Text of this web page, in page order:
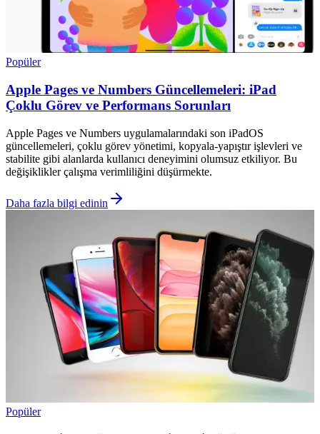
Popüler
Apple Pages ve Numbers Güncellemeleri: iPad
Çoklu Görev ve Performans Sorunları
Apple Pages ve Numbers uygulamalarındaki son iPadOS
güncellemeleri, çoklu görev yönetimi, kopyala-yapıştır işlevleri ve
stabilite gibi alanlarda kullanıcı deneyimini olumsuz etkiliyor. Bu
değişiklikler çalışma verimliliğini düşürmekte.
Daha fazla bilgi edinin
Popüler